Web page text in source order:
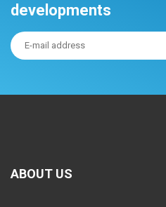
developments
ABOUT US